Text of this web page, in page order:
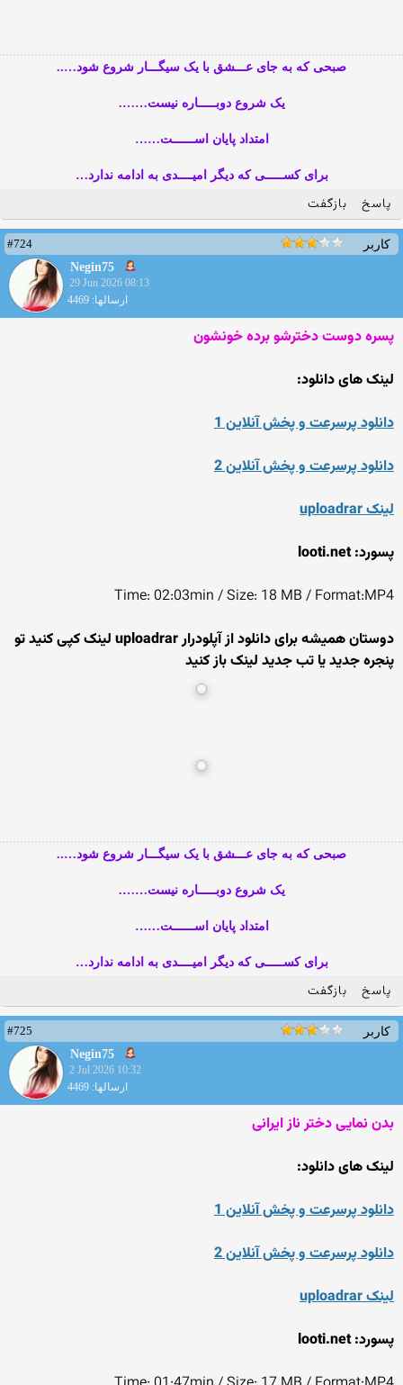
صبحی که به جای عـــشق با یک سیگـــار شروع شود…..
یک شروع دوبـــــاره نیست…….
امتداد پایان اســــــت……
برای کســـــی که دیگر امیــــدی به ادامه ندارد…
پاسخ بازگفت
کاربر
#724
Negin75
29 Jun 2026 08:13
ارسالها: 4469
پسره دوست دخترشو برده خونشون
لینک های دانلود:
دانلود پرسرعت و پخش آنلاین 1
دانلود پرسرعت و پخش آنلاین 2
لینک uploadrar
پسورد: looti.net
Time: 02:03min / Size: 18 MB / Format:MP4
دوستان همیشه برای دانلود از آپلودرار uploadrar لینک کپی کنید تو
پنجره جدید یا تب جدید لینک باز کنید
صبحی که به جای عـــشق با یک سیگـــار شروع شود…..
یک شروع دوبـــــاره نیست…….
امتداد پایان اســــــت……
برای کســـــی که دیگر امیــــدی به ادامه ندارد…
پاسخ بازگفت
کاربر
#725
Negin75
2 Jul 2026 10:32
ارسالها: 4469
بدن نمایی دختر ناز ایرانی
لینک های دانلود:
دانلود پرسرعت و پخش آنلاین 1
دانلود پرسرعت و پخش آنلاین 2
لینک uploadrar
پسورد: looti.net